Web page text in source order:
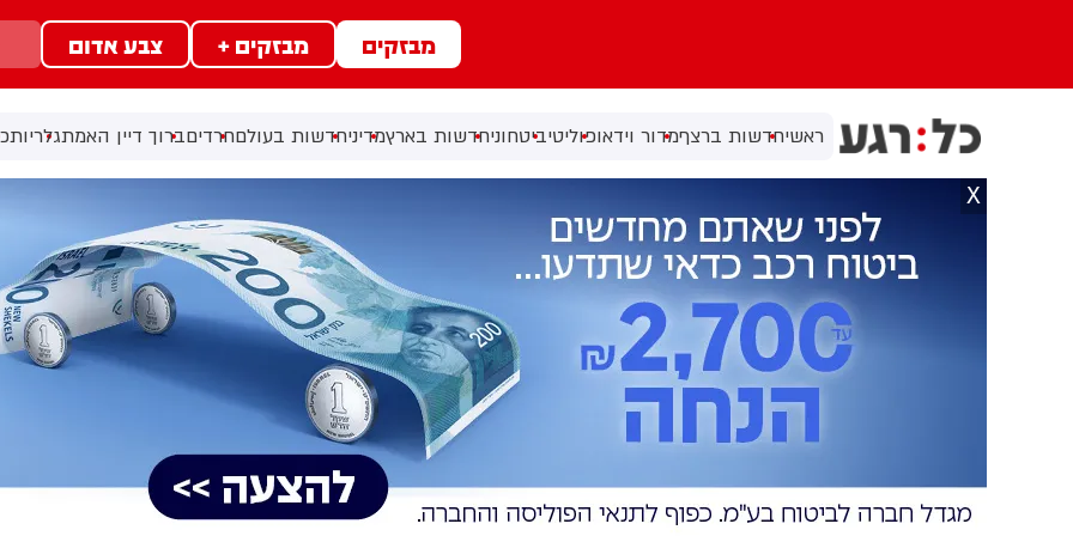
מבזקים מבזקים + צבע אדום
ראשיחדשות ברצףמדור וידאופוליטיביטחוניחדשות בארץמדיניחדשות בעולםחרדיםברוך דיין האמתגלריות
X